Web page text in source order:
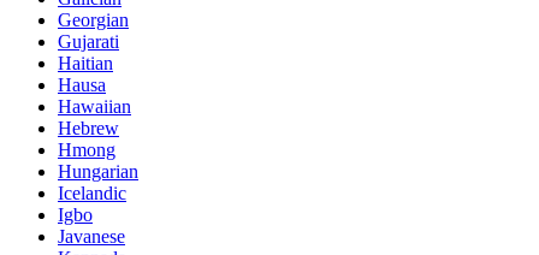
Georgian
Gujarati
Haitian
Hausa
Hawaiian
Hebrew
Hmong
Hungarian
Icelandic
Igbo
Javanese